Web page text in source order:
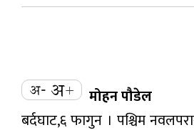
मोहन पौडेल
बर्दघाट,६ फागुन । पश्चिम